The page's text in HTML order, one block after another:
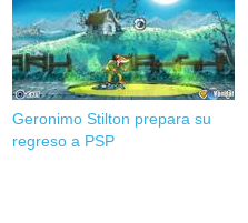
Geronimo Stilton prepara su
regreso a PSP